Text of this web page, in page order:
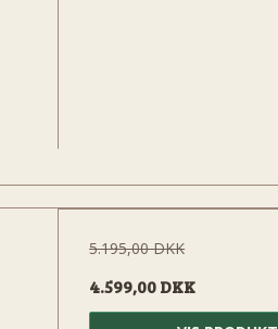
5.195,00 DKK
4.599,00 DKK